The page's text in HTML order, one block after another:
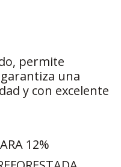
permite
una
y con excelente
12%